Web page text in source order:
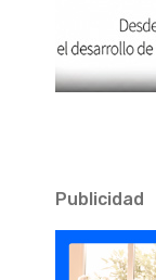
Publicidad